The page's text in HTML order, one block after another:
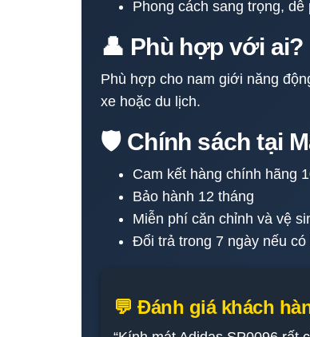
Phong cách sang trọng, dễ
👤 Phù hợp với ai?
Phù hợp cho nam giới năng
xe hoặc du lịch.
🛡️ Chính sách tại
Cam kết hàng chính hãng
Bảo hành 12 tháng
Miễn phí căn chỉnh và vệ
Đổi trả trong 7 ngày nếu
💬 Đánh giá khách